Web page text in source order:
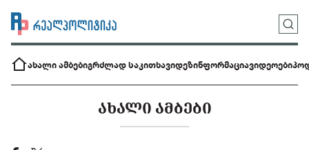
ახალი ამბებიგრძლად საკითხავიდეზინფორმაციავიდეოები
ᲐᲮᲐᲚᲘ ᲐᲛᲑᲔᲑᲘ